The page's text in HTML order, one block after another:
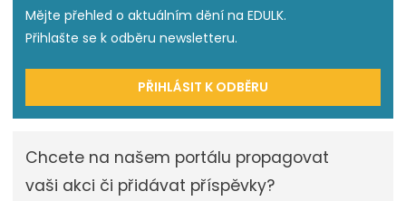
Mějte přehled o aktuálním dění na EDULK.
Přihlašte se k odběru newsletteru.
PŘIHLÁSIT K ODBĚRU
Chcete na našem portálu propagovat
vaši akci či přidávat příspěvky?